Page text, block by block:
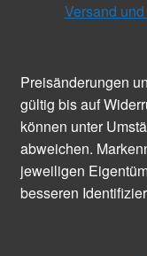
Versand
Preisänderungen
gültig bis auf
können unter
abweichen.
jeweiligen
besseren